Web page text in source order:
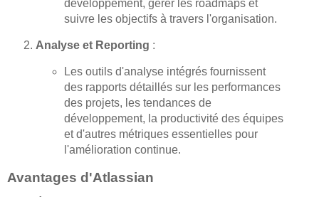
développement, gérer les roadmaps et
suivre les objectifs à travers l'organisation.
Analyse et Reporting :
Les outils d'analyse intégrés fournissent
des rapports détaillés sur les performances
des projets, les tendances de
développement, la productivité des équipes
et d'autres métriques essentielles pour
l'amélioration continue.
Avantages d'Atlassian